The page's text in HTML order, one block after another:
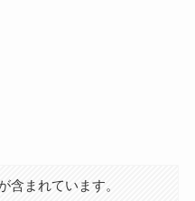
含まれています。